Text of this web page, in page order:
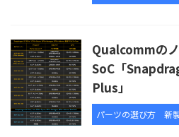
Qualcommの
SoC「
Plus」
パーツの選び方 新